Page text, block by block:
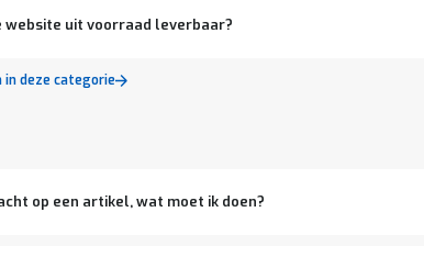
website uit voorraad leverbaar?
in deze categorie
op een artikel, wat moet ik doen?